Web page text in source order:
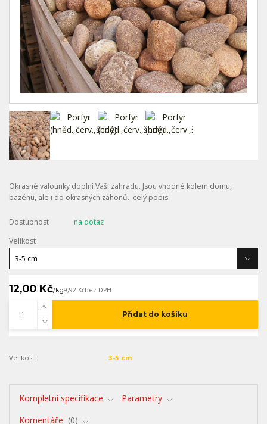
Okrasné valounky doplní Vaší zahradu. Jsou vhodné kolem domu,
bazénu, ale i do okrasných záhonů. celý popis
Dostupnost
na dotaz
Velikost
12,00 Kč/kg9,92 Kčbez DPH
Přidat do košíku
Velikost: 3-5 cm
Kompletní specifikace
Parametry
Komentáře
0